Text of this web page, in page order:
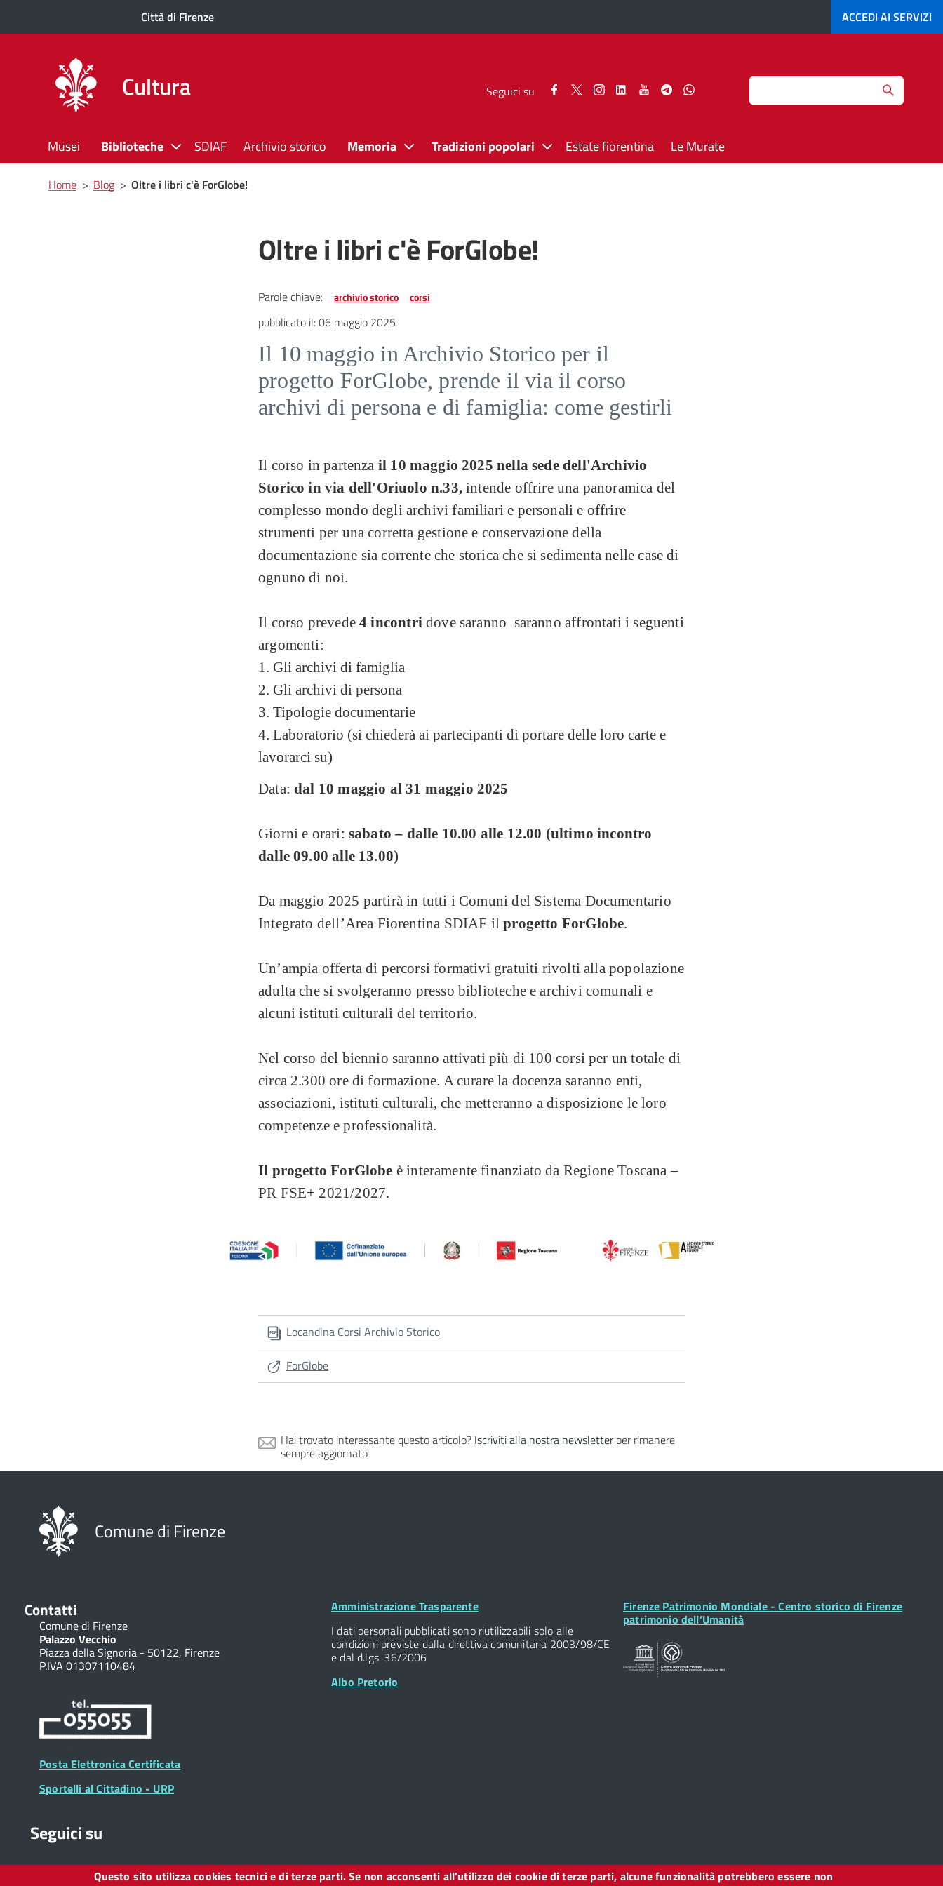
Città di Firenze ACCEDI AI SERVIZI
Cultura Seguici su
Seguici SeguiciSeguici Seguici SeguiciSeguiciSeguici
Search
Musei Biblioteche SDIAF Archivio storico Memoria Tradizioni popolari Estate fiorentina Le Murate
Briciole
di
Home> Blog> Oltre i libri c'è ForGlobe!
Oltre i libri c'è ForGlobe!
Parole chiave: archivio storico corsi
pubblicato il:06 maggio 2025
Il 10 maggio in Archivio Storico per il
progetto ForGlobe, prende il via il corso
archivi di persona e di famiglia: come gestirli
Il corso in partenza il 10 maggio 2025 nella sede dell'Archivio
Storico in via dell'Oriuolo n.33,intende offrire una panoramica del
complesso mondo degli archivi familiari e personali e offrire
strumenti per una corretta gestione e conservazione della
documentazione sia corrente che storica che si sedimenta nelle case di
ognuno di noi.
Il corso prevede4 incontridove saranno saranno affrontati i seguenti
argomenti:
Gli archivi di famiglia
Gli archivi di persona
Tipologie documentarie
Laboratorio (si chiederà ai partecipanti di portare delle loro carte e
lavorarci su)
Data:dal 10 maggio al 31 maggio 2025
Giorni e orari: sabato – dalle 10.00 alle 12.00 (ultimo incontro
dalle 09.00 alle 13.00)
Da maggio 2025 partirà in tutti i Comuni del Sistema Documentario
Integrato dell’Area Fiorentina SDIAF ilprogetto ForGlobe.
Un’ampia offerta di percorsi formativi gratuiti rivolti alla popolazione
adulta che si svolgeranno presso biblioteche e archivi comunali e
alcuni istituti culturali del territorio.
Nel corso del biennio saranno attivati più di 100 corsi per un totale di
circa 2.300 ore di formazione. A curare la docenza saranno enti,
associazioni, istituti culturali, che metteranno a disposizione le loro
competenze e professionalità.
Il progetto ForGlobe è interamente finanziato da Regione Toscana –
PR FSE+ 2021/2027.
Locandina Corsi Archivio Storico
ForGlobe
Hai trovato interessante questo articolo? Iscriviti alla nostra newsletterper rimanere
sempre aggiornato
Comune di Firenze
Contatti
Comune di Firenze
Palazzo Vecchio
Piazza della Signoria - 50122, Firenze
P.IVA 01307110484
Posta Elettronica Certificata
Sportelli al Cittadino - URP
Footer
Amministrazione Trasparente
I dati personali pubblicati sono riutilizzabili solo alle
condizioni previste dalla direttiva comunitaria 2003/98/CE
e dal d.lgs. 36/2006
Albo Pretorio
Footer
Widget
Firenze Patrimonio Mondiale - Centro storico di Firenze
patrimonio dell’Umanità
Seguici su
Questo sito utilizza cookies tecnici e di terze parti. Se non acconsenti all'utilizzo dei cookie di terze parti, alcune funzionalità potrebbero essere non